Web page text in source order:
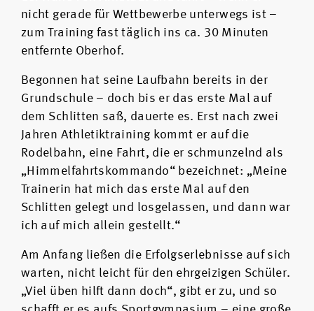
nicht gerade für Wettbewerbe unterwegs ist –
zum Training fast täglich ins ca. 30 Minuten
entfernte Oberhof.
Begonnen hat seine Laufbahn bereits in der
Grundschule – doch bis er das erste Mal auf
dem Schlitten saß, dauerte es. Erst nach zwei
Jahren Athletiktraining kommt er auf die
Rodelbahn, eine Fahrt, die er schmunzelnd als
„Himmelfahrtskommando“ bezeichnet: „Meine
Trainerin hat mich das erste Mal auf den
Schlitten gelegt und losgelassen, und dann war
ich auf mich allein gestellt.“
Am Anfang ließen die Erfolgserlebnisse auf sich
warten, nicht leicht für den ehrgeizigen Schüler.
„Viel üben hilft dann doch“, gibt er zu, und so